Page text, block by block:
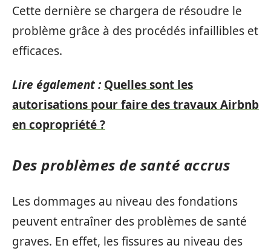
Cette dernière se chargera de résoudre le
problème grâce à des procédés infaillibles et
efficaces.
Lire également : Quelles sont les
autorisations pour faire des travaux Airbnb
en copropriété ?
Des problèmes de santé accrus
Les dommages au niveau des fondations
peuvent entraîner des problèmes de santé
graves. En effet, les fissures au niveau des